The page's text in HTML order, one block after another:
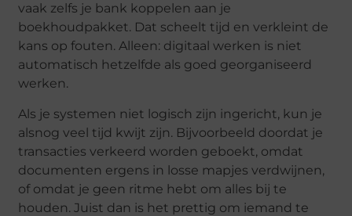
vaak zelfs je bank koppelen aan je
boekhoudpakket. Dat scheelt tijd en verkleint de
kans op fouten. Alleen: digitaal werken is niet
automatisch hetzelfde als goed georganiseerd
werken.
Als je systemen niet logisch zijn ingericht, kun je
alsnog veel tijd kwijt zijn. Bijvoorbeeld doordat je
transacties verkeerd worden geboekt, omdat
documenten ergens in losse mapjes verdwijnen,
of omdat je geen ritme hebt om alles bij te
houden. Juist dan is het prettig om iemand te